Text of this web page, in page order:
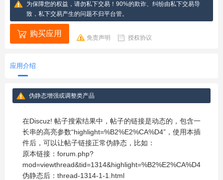
为保障您的权益，请勿私下交易！90%的欺诈、纠纷由私下交易导
致，私下交易产生的问题不归平台管。
购买应用 免责声明 授权协议
应用介绍
伪静态增强或调整类产品
在Discuz! 帖子搜索结果中，帖子的链接是动态的，包含一
长串的高亮参数“highlight=%B2%E2%CA%D4”，使用本插
件后，可以让帖子链接正常伪静态，比如：
原本链接：forum.php?
mod=viewthread&tid=1314&highlight=%B2%E2%CA%D4
伪静态后：thread-1314-1-1.html